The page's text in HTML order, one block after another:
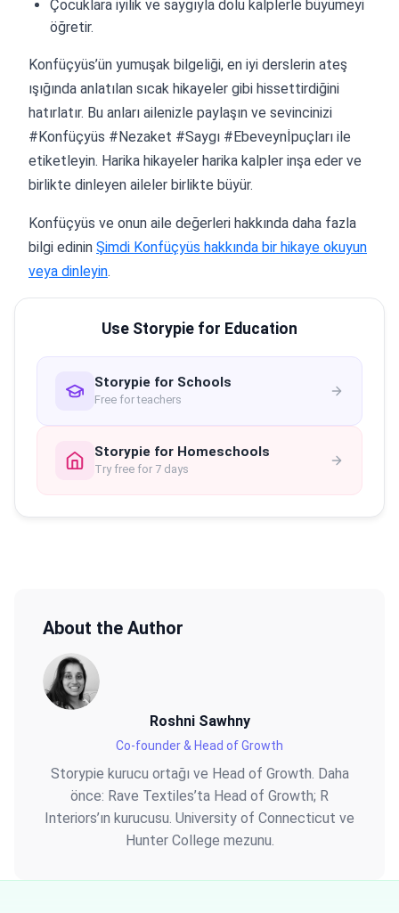
Çocuklara iyilik ve saygıyla dolu kalplerle büyümeyi
öğretir.
Konfüçyüs’ün yumuşak bilgeliği, en iyi derslerin ateş
ışığında anlatılan sıcak hikayeler gibi hissettirdiğini
hatırlatır. Bu anları ailenizle paylaşın ve sevincinizi
#Konfüçyüs #Nezaket #Saygı #Ebeveynİpuçları ile
etiketleyin. Harika hikayeler harika kalpler inşa eder ve
birlikte dinleyen aileler birlikte büyür.
Konfüçyüs ve onun aile değerleri hakkında daha fazla
bilgi edinin Şimdi Konfüçyüs hakkında bir hikaye okuyun
veya dinleyin.
Use Storypie for Education
Storypie for Schools
Free for teachers
Storypie for Homeschools
Try free for 7 days
About the Author
Roshni Sawhny
Co-founder & Head of Growth
Storypie kurucu ortağı ve Head of Growth. Daha
önce: Rave Textiles’ta Head of Growth; R
Interiors’ın kurucusu. University of Connecticut ve
Hunter College mezunu.